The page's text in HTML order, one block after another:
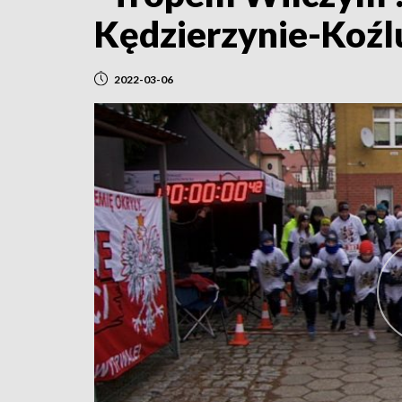
Kędzierzynie-
2022-03-06